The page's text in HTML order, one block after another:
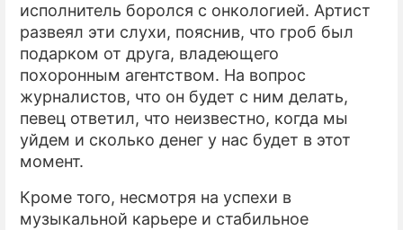
исполнитель боролся с онкологией. Артист
развеял эти слухи, пояснив, что гроб был
подарком от друга, владеющего
похоронным агентством. На вопрос
журналистов, что он будет с ним делать,
певец ответил, что неизвестно, когда мы
уйдем и сколько денег у нас будет в этот
момент.
Кроме того, несмотря на успехи в
музыкальной карьере и стабильное